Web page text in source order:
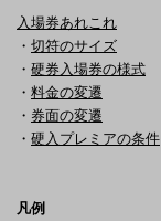
入場券あれこれ
・ 切符のサイズ
・ 硬券入場券の様式
・ 料金の変遷
・ 券面の変遷
・ 硬入プレミアの条件
凡例